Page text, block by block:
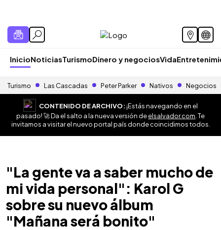
InicioNoticiasTurismoDinero y negociosVida
Turismo Las Cascadas Peter Parker Nativos Negocios
CONTENIDO DE ARCHIVO:¡Estás navegando en el
pasado! 🚀 Da el salto a la nueva versión deelsalvador.com . Te
invitamos a visitar el nuevo portal país donde coincidimos todos.
"La gente va a saber mucho de
mi vida personal": Karol G
sobre su nuevo álbum
"Mañana será bonito"